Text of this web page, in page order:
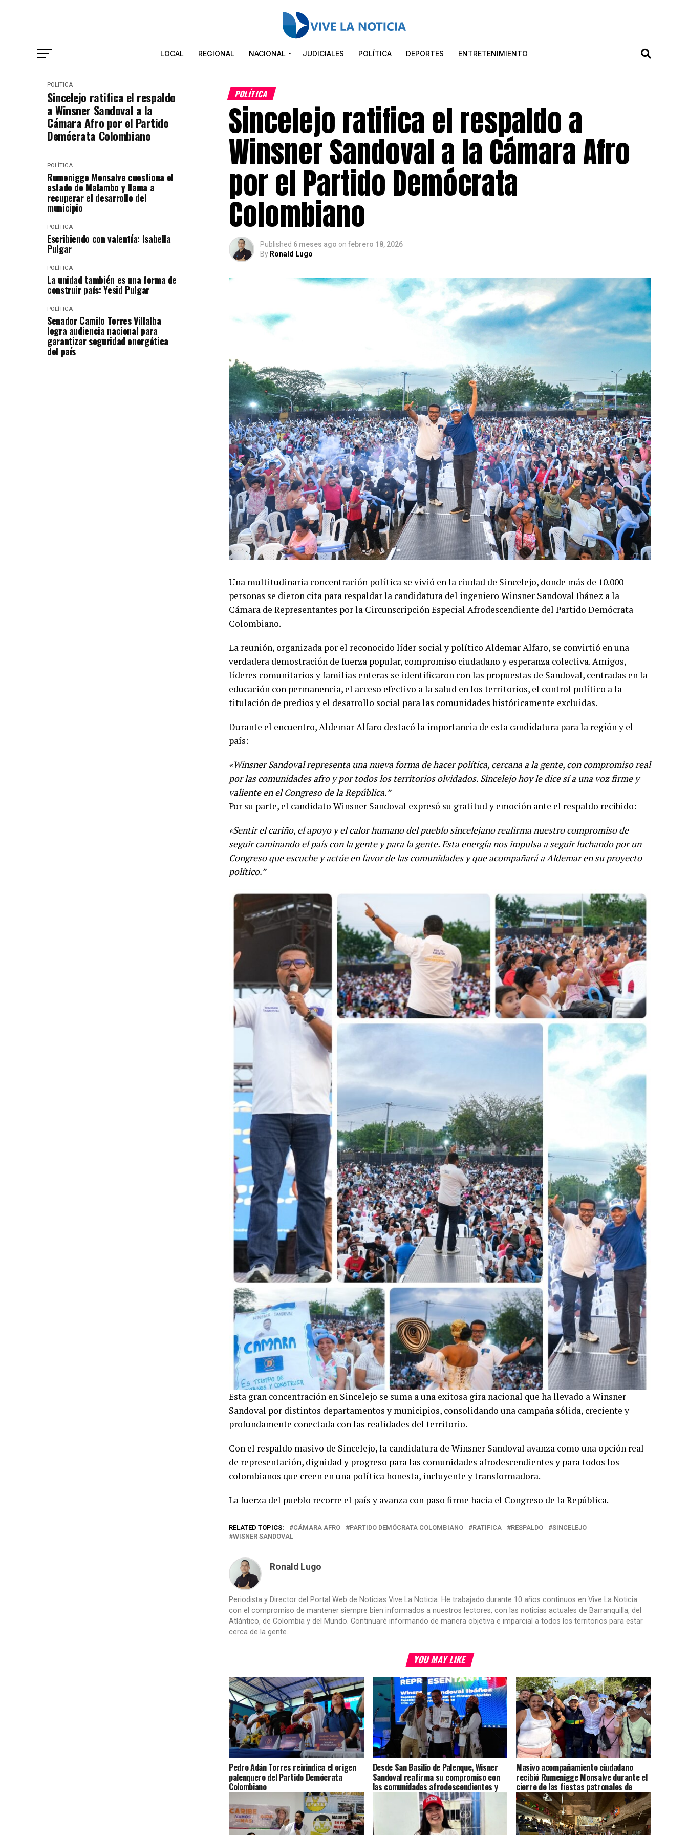
LOCAL REGIONAL NACIONAL JUDICIALES POLÍTICA DEPORTES ENTRETENIMIENTO
POLÍTICA
Sincelejo ratifica el respaldo
a Winsner Sandoval a la
Cámara Afro por el Partido
Demócrata Colombiano
POLÍTICA
Rumenigge Monsalve cuestiona el
estado de Malambo y llama a
recuperar el desarrollo del
municipio
POLÍTICA
Escribiendo con valentía: Isabella
Pulgar
POLÍTICA
La unidad también es una forma de
construir país: Yesid Pulgar
POLÍTICA
Senador Camilo Torres Villalba
logra audiencia nacional para
garantizar seguridad energética
del país
POLÍTICA
Sincelejo ratifica el respaldo a
Winsner Sandoval a la Cámara Afro
por el Partido Demócrata
Colombiano
Published 6 meses ago on febrero 18, 2026
By Ronald Lugo
Una multitudinaria concentración política se vivió en la ciudad de Sincelejo, donde más de 10.000
personas se dieron cita para respaldar la candidatura del ingeniero Winsner Sandoval Ibáñez a la
Cámara de Representantes por la Circunscripción Especial Afrodescendiente del Partido Demócrata
Colombiano.
La reunión, organizada por el reconocido líder social y político Aldemar Alfaro, se convirtió en una
verdadera demostración de fuerza popular, compromiso ciudadano y esperanza colectiva. Amigos,
líderes comunitarios y familias enteras se identificaron con las propuestas de Sandoval, centradas en la
educación con permanencia, el acceso efectivo a la salud en los territorios, el control político a la
titulación de predios y el desarrollo social para las comunidades históricamente excluidas.
Durante el encuentro, Aldemar Alfaro destacó la importancia de esta candidatura para la región y el
país:
«Winsner Sandoval representa una nueva forma de hacer política, cercana a la gente, con compromiso real
por las comunidades afro y por todos los territorios olvidados. Sincelejo hoy le dice sí a una voz firme y
valiente en el Congreso de la República.”
Por su parte, el candidato Winsner Sandoval expresó su gratitud y emoción ante el respaldo recibido:
«Sentir el cariño, el apoyo y el calor humano del pueblo sincelejano reafirma nuestro compromiso de
seguir caminando el país con la gente y para la gente. Esta energía nos impulsa a seguir luchando por un
Congreso que escuche y actúe en favor de las comunidades y que acompañará a Aldemar en su proyecto
político.”
Esta gran concentración en Sincelejo se suma a una exitosa gira nacional que ha llevado a Winsner
Sandoval por distintos departamentos y municipios, consolidando una campaña sólida, creciente y
profundamente conectada con las realidades del territorio.
Con el respaldo masivo de Sincelejo, la candidatura de Winsner Sandoval avanza como una opción real
de representación, dignidad y progreso para las comunidades afrodescendientes y para todos los
colombianos que creen en una política honesta, incluyente y transformadora.
La fuerza del pueblo recorre el país y avanza con paso firme hacia el Congreso de la República.
RELATED TOPICS: CÁMARA AFRO PARTIDO DEMÓCRATA COLOMBIANO RATIFICA RESPALDO
SINCELEJO
WISNER SANDOVAL
Ronald Lugo
Periodista y Director del Portal Web de Noticias Vive La Noticia. He trabajado durante 10 años continuos en Vive La Noticia
con el compromiso de mantener siempre bien informados a nuestros lectores, con las noticias actuales de Barranquilla, del
Atlántico, de Colombia y del Mundo. Continuaré informando de manera objetiva e imparcial a todos los territorios para estar
cerca de la gente.
YOU MAY LIKE
Pedro Adán Torres reivindica el origen
palenquero del Partido Demócrata
Colombiano
Desde San Basilio de Palenque, Wisner
Sandoval reafirma su compromiso con
las comunidades afrodescendientes y
con la construcción de una mejor
Masivo acompañamiento ciudadano
recibió Rumenigge Monsalve durante el
cierre de las fiestas patronales de
Malambo